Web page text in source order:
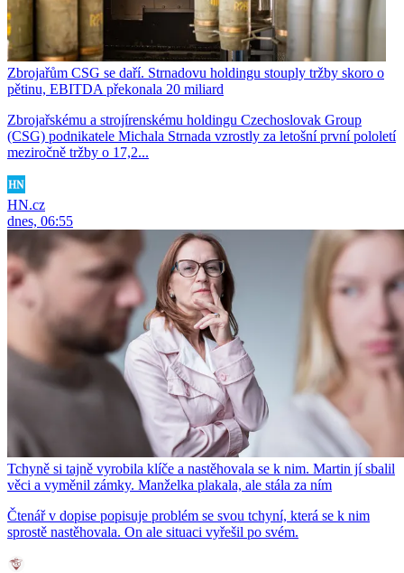
Zbrojařům CSG se daří. Strnadovu holdingu stouply tržby skoro o
pětinu, EBITDA překonala 20 miliard
Zbrojařskému a strojírenskému holdingu Czechoslovak Group
(CSG) podnikatele Michala Strnada vzrostly za letošní první pololetí
meziročně tržby o 17,2...
HN.cz
dnes, 06:55
Tchyně si tajně vyrobila klíče a nastěhovala se k nim. Martin jí sbalil
věci a vyměnil zámky. Manželka plakala, ale stála za ním
Čtenář v dopise popisuje problém se svou tchyní, která se k nim
sprostě nastěhovala. On ale situaci vyřešil po svém.